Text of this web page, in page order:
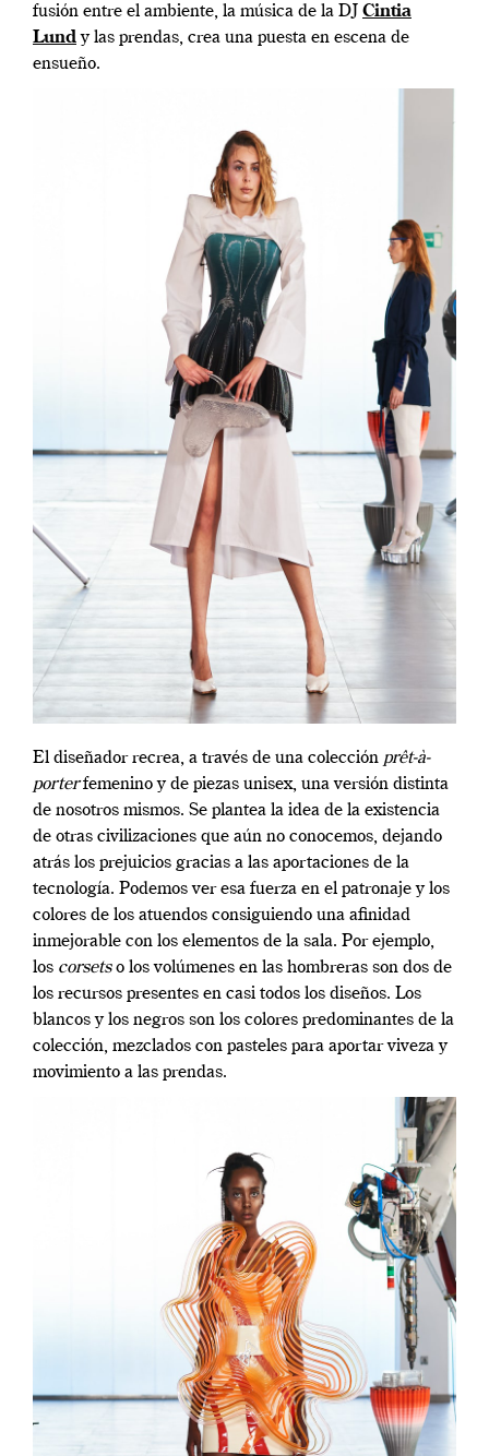
fusión entre el ambiente, la música de la DJ Cintia
Lund y las prendas, crea una puesta en escena de
ensueño.
El diseñador recrea, a través de una colección prêt-à-
porterfemenino y de piezas unisex, una versión distinta
de nosotros mismos. Se plantea la idea de la existencia
de otras civilizaciones que aún no conocemos, dejando
atrás los prejuicios gracias a las aportaciones de la
tecnología. Podemos ver esa fuerza en el patronaje y los
colores de los atuendos consiguiendo una afinidad
inmejorable con los elementos de la sala. Por ejemplo,
los corsetso los volúmenes en las hombreras son dos de
los recursos presentes en casi todos los diseños. Los
blancos y los negros son los colores predominantes de la
colección, mezclados con pasteles para aportar viveza y
movimiento a las prendas.